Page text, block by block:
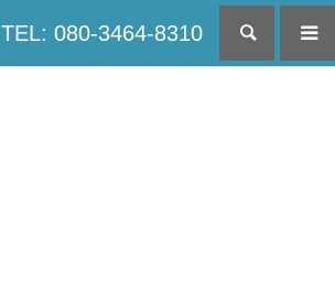
TEL: 080-3464-8310 検索